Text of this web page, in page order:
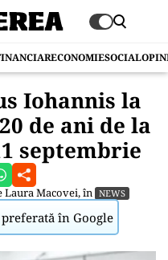
ECONOMIESOCIAL
Iohannis la
de ani de la
septembrie
Laura Macovei, în NEWS
în Google